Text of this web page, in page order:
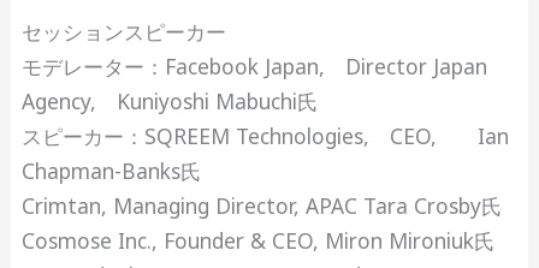
セッションスピーカー
モデレーター：Facebook Japan, Director Japan
Agency, Kuniyoshi Mabuchi氏
スピーカー：SQREEM Technologies, CEO, Ian
Chapman-Banks氏
Crimtan, Managing Director, APAC Tara Crosby氏
Cosmose Inc., Founder & CEO, Miron Mironiuk氏